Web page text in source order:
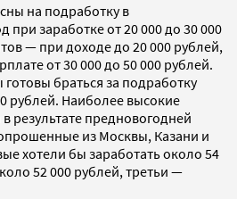
на подработку в
заработке от 20 000 до 30 000
— при доходе до 20 000 рублей,
от 30 000 до 50 000 рублей.
браться за подработку
рублей. Наиболее высокие
результате предновогодней
из Москвы, Казани и
хотели бы заработать около 54
52 000 рублей, третьи —